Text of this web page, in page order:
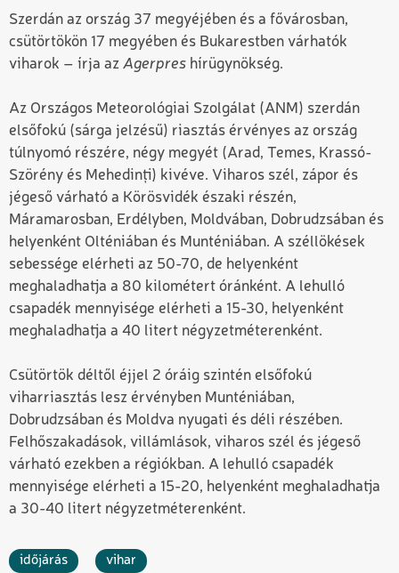
Szerdán az ország 37 megyéjében és a fővárosban,
csütörtökön 17 megyében és Bukarestben várhatók
viharok – írja az Agerpres hírügynökség.
Az Országos Meteorológiai Szolgálat (ANM) szerdán
elsőfokú (sárga jelzésű) riasztás érvényes az ország
túlnyomó részére, négy megyét (Arad, Temes, Krassó-
Szörény és Mehedinți) kivéve. Viharos szél, zápor és
jégeső várható a Körösvidék északi részén,
Máramarosban, Erdélyben, Moldvában, Dobrudzsában és
helyenként Olténiában és Munténiában. A széllökések
sebessége elérheti az 50-70, de helyenként
meghaladhatja a 80 kilométert óránként. A lehulló
csapadék mennyisége elérheti a 15-30, helyenként
meghaladhatja a 40 litert négyzetméterenként.
Csütörtök déltől éjjel 2 óráig szintén elsőfokú
viharriasztás lesz érvényben Munténiában,
Dobrudzsában és Moldva nyugati és déli részében.
Felhőszakadások, villámlások, viharos szél és jégeső
várható ezekben a régiókban. A lehulló csapadék
mennyisége elérheti a 15-20, helyenként meghaladhatja
a 30-40 litert négyzetméterenként.
időjárás vihar